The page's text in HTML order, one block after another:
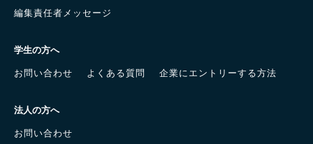
編集責任者メッセージ
学生の方へ
お問い合わせ
よくある質問 企業にエントリーする方法
法人の方へ
お問い合わせ